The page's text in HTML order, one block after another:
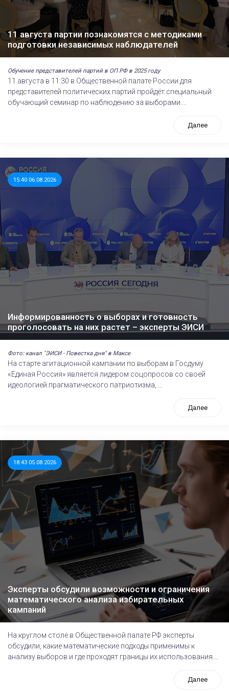
11 августа партии познакомятся с методиками
подготовки независимых наблюдателей
Обучение представителей партий в ОП РФ в 2025 году
11 августа в 11:30 в Общественной палате России для
представителей политических партий пройдёт специальный
обучающий семинар по наблюдению за выборами....
Далее
15:40 06.08.2026
Информированность о выборах и готовность
проголосовать на них растет – эксперты ЭИСИ
Фото: канал "ЭИСИ - Повестка дня" в Максе
На старте агитационной кампании по выборам в Госдуму
«Единая Россия» является лидером соцопросов со своей
идеологией прагматического патриотизма, ...
Далее
18:43 05.08.2026
Эксперты обсудили возможности и ограничения
математического анализа избирательных
кампаний
На круглом столе в Общественной палате РФ эксперты
обсудили, какие математические подходы применимы к
анализу выборов и где проходят границы их использования....
Далее